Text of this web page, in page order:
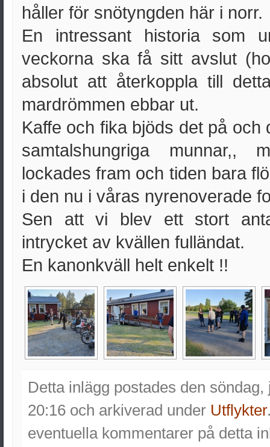
håller för snötyngden här i norr.
En intressant historia som
veckorna ska få sitt avslut
absolut att återkoppla till
mardrömmen ebbar ut.
Kaffe och fika bjöds det på och
samtalshungriga munnar,,
lockades fram och tiden bara
i den nu i våras nyrenoverade
Sen att vi blev ett stort
intrycket av kvällen fulländat.
En kanonkväll helt enkelt !!
Detta inlägg postades den
20:16 och arkiverad under Utflykter
eventuella kommentarer på detta